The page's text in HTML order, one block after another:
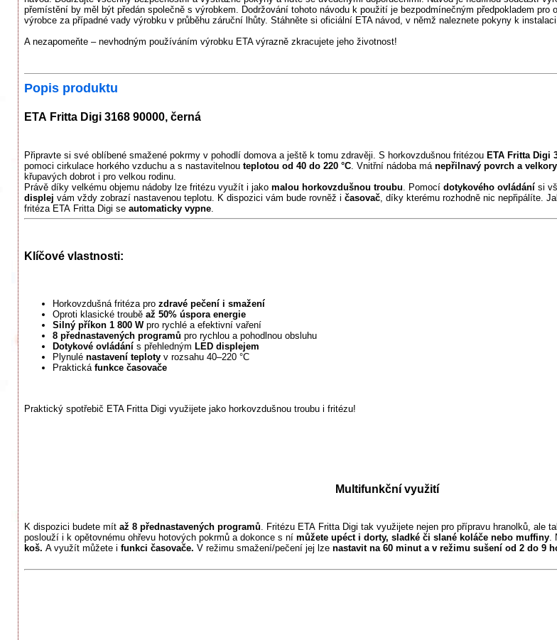
přemístění by měl být předán společně s výrobkem. Dodržování tohoto návodu k použití je bezpodmínečným předpokladem pro
výrobce za případné vady výrobku v průběhu záruční lhůty. Stáhněte si oficiální ETA návod, v němž naleznete pokyny k
A nezapomeňte – nevhodným používáním výrobku ETA výrazně zkracujete jeho životnost!
Popis produktu
ETA Fritta Digi 3168 90000, černá
Připravte si své oblíbené smažené pokrmy v pohodlí domova a ještě k tomu zdravěji. S horkovzdušnou fritézou ETA Fritta Digi
pomoci cirkulace horkého vzduchu a s nastavitelnou teplotou od 40 do 220 °C . Vnitřní nádoba má nepřilnavý povrch a
křupavých dobrot i pro velkou rodinu.
Právě díky velkému objemu nádoby lze fritézu využít i jako malou horkovzdušnou troubu . Pomocí dotykového ovládání si
displej vám vždy zobrazí nastavenou teplotu. K dispozici vám bude rovněž i časovač , díky kterému rozhodně nic nepřipálíte.
fritéza ETA Fritta Digi se automaticky vypne
Klíčové vlastnosti:
Horkovzdušná fritéza pro zdravé pečení i smažení
Oproti klasické troubě až 50% úspora energie
Silný příkon 1 800 W pro rychlé a efektivní vaření
8 přednastavených programů pro rychlou a pohodlnou obsluhu
Dotykové ovládání s přehledným LED displejem
Plynulé nastavení teploty v rozsahu 40–220 °C
Praktická funkce časovače
Praktický spotřebič ETA Fritta Digi využijete jako horkovzdušnou troubu i fritézu!
Multifunkční využití
K dispozici budete mít až 8 přednastavených programů. Fritézu ETA Fritta Digi tak využijete nejen pro přípravu hranolků, ale
poslouží i k opětovnému ohřevu hotových pokrmů a dokonce s ní můžete upéct i dorty, sladké či slané koláče nebo muffiny.
koš. A využít můžete i funkci časovače. V režimu smažení/pečení jej lze nastavit na 60 minut a v režimu sušení od 2 do 9